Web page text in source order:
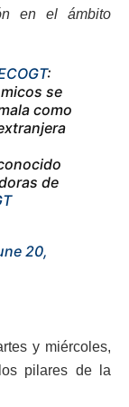
en el ámbito
:
se
como
de
20,
y miércoles,
pilares de la